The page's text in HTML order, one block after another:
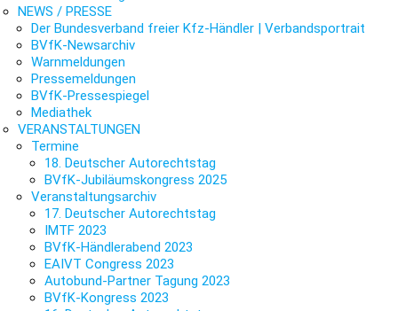
NEWS / PRESSE
Der Bundesverband freier Kfz-Händler | Verbandsportrait
BVfK-Newsarchiv
Warnmeldungen
Pressemeldungen
BVfK-Pressespiegel
Mediathek
VERANSTALTUNGEN
Termine
18. Deutscher Autorechtstag
BVfK-Jubiläumskongress 2025
Veranstaltungsarchiv
17. Deutscher Autorechtstag
IMTF 2023
BVfK-Händlerabend 2023
EAIVT Congress 2023
Autobund-Partner Tagung 2023
BVfK-Kongress 2023